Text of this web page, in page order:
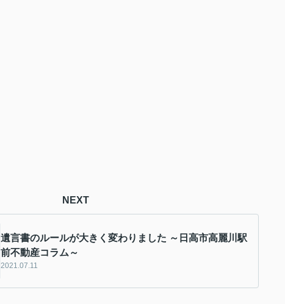
NEXT
遺言書のルールが大きく変わりました ～日高市高麗川駅
前不動産コラム～
2021.07.11